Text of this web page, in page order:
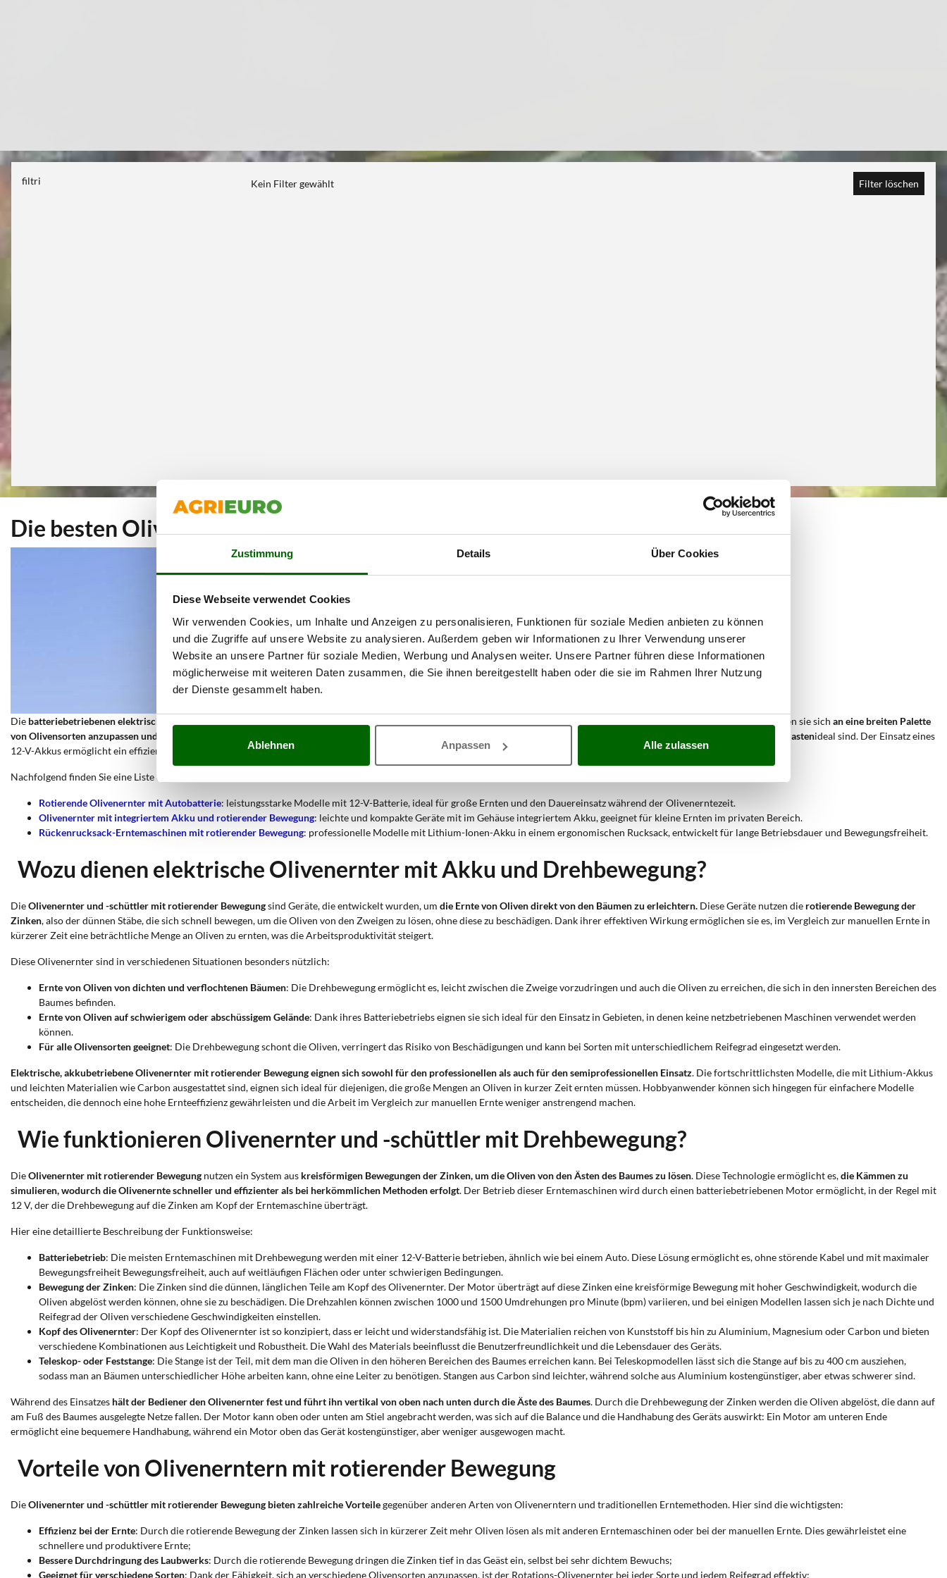
Zustimmung Details Über Cookies
Diese Webseite verwendet Cookies
Wir verwenden Cookies, um Inhalte und Anzeigen zu personalisieren, Funktionen für soziale Medien anbieten zu können
und die Zugriffe auf unsere Website zu analysieren. Außerdem geben wir Informationen zu Ihrer Verwendung unserer
Website an unsere Partner für soziale Medien, Werbung und Analysen weiter. Unsere Partner führen diese Informationen
möglicherweise mit weiteren Daten zusammen, die Sie ihnen bereitgestellt haben oder die sie im Rahmen Ihrer Nutzung
der Dienste gesammelt haben.
Ablehnen Anpassen Alle zulassen
filtri Kein Filter gewählt Filter löschen
Die besten Olivenernter und -schüttler mit Drehbewegung im Angebot
Die batteriebetriebenen elektrischen Olivenernter mit Drehbewegung können sie sich an eine breiten Palette
von Olivensorten anzupassen und garantieren einen optimalen Ernteertrag
, die sowohl für Profis in der Landwirtschaft als auch für Olivenanbau-Enthusiastenideal sind. Der Einsatz eines
12-V-Akkus ermöglicht ein effizientes Arbeiten auch in Gebieten, die weit von Stromquellen entfernt sind.
Nachfolgend finden Sie eine Liste der
Rotierende Olivenernter mit Autobatterie: leistungsstarke Modelle mit 12-V-Batterie, ideal für große Ernten und den Dauereinsatz während der Olivenerntezeit.
Olivenernter mit integriertem Akku und rotierender Bewegung: leichte und kompakte Geräte mit im Gehäuse integriertem Akku, geeignet für kleine Ernten im privaten Bereich.
Rückenrucksack-Erntemaschinen mit rotierender Bewegung: professionelle Modelle mit Lithium-Ionen-Akku in einem ergonomischen Rucksack, entwickelt für lange Betriebsdauer und Bewegungsfreiheit.
Wozu dienen elektrische Olivenernter mit Akku und Drehbewegung?
DieOlivenernter und -schüttler mit rotierender Bewegungsind Geräte, die entwickelt wurden, um die Ernte von Oliven direkt von den Bäumen zu erleichtern. Diese Geräte nutzen die rotierende Bewegung der
Zinken, also der dünnen Stäbe, die sich schnell bewegen, um die Oliven von den Zweigen zu lösen, ohne diese zu beschädigen. Dank ihrer effektiven Wirkung ermöglichen sie es, im Vergleich zur manuellen Ernte in
kürzerer Zeit eine beträchtliche Menge an Oliven zu ernten, was die Arbeitsproduktivität steigert.
Diese Olivenernter sind in verschiedenen Situationen besonders nützlich:
Ernte von Oliven von dichten und verflochtenen Bäumen: Die Drehbewegung ermöglicht es, leicht zwischen die Zweige vorzudringen und auch die Oliven zu erreichen, die sich in den innersten Bereichen des
Baumes befinden.
Ernte von Oliven auf schwierigem oder abschüssigem Gelände: Dank ihres Batteriebetriebs eignen sie sich ideal für den Einsatz in Gebieten, in denen keine netzbetriebenen Maschinen verwendet werden
können.
Für alle Olivensorten geeignet: Die Drehbewegung schont die Oliven, verringert das Risiko von Beschädigungen und kann bei Sorten mit unterschiedlichem Reifegrad eingesetzt werden.
Elektrische, akkubetriebene Olivenernter mit rotierender Bewegung eignen sich sowohl für den professionellen als auch für den semiprofessionellen Einsatz. Die fortschrittlichsten Modelle, die mit Lithium-Akkus
und leichten Materialien wie Carbon ausgestattet sind, eignen sich ideal für diejenigen, die große Mengen an Oliven in kurzer Zeit ernten müssen. Hobbyanwender können sich hingegen für einfachere Modelle
entscheiden, die dennoch eine hohe Ernteeffizienz gewährleisten und die Arbeit im Vergleich zur manuellen Ernte weniger anstrengend machen.
Wie funktionieren Olivenernter und -schüttler mit Drehbewegung?
DieOlivenernter mit rotierender Bewegung nutzen ein System aus kreisförmigen Bewegungen der Zinken, um die Oliven von den Ästen des Baumes zu lösen. Diese Technologie ermöglicht es,die Kämmen zu
simulieren, wodurch die Olivenernte schneller und effizienter als bei herkömmlichen Methoden erfolgt. Der Betrieb dieser Erntemaschinen wird durch einen batteriebetriebenen Motor ermöglicht, in der Regel mit
12 V, der die Drehbewegung auf die Zinken am Kopf der Erntemaschine überträgt.
Hier eine detaillierte Beschreibung der Funktionsweise:
Batteriebetrieb: Die meisten Erntemaschinen mit Drehbewegung werden mit einer 12-V-Batterie betrieben, ähnlich wie bei einem Auto. Diese Lösung ermöglicht es, ohne störende Kabel und mit maximaler
Bewegungsfreiheit Bewegungsfreiheit, auch auf weitläufigen Flächen oder unter schwierigen Bedingungen.
Bewegung der Zinken: Die Zinken sind die dünnen, länglichen Teile am Kopf des Olivenernter. Der Motor überträgt auf diese Zinken eine kreisförmige Bewegung mit hoher Geschwindigkeit, wodurch die
Oliven abgelöst werden können, ohne sie zu beschädigen. Die Drehzahlen können zwischen 1000 und 1500 Umdrehungen pro Minute (bpm) variieren, und bei einigen Modellen lassen sich je nach Dichte und
Reifegrad der Oliven verschiedene Geschwindigkeiten einstellen.
Kopf des Olivenernter: Der Kopf des Olivenernter ist so konzipiert, dass er leicht und widerstandsfähig ist. Die Materialien reichen von Kunststoff bis hin zu Aluminium, Magnesium oder Carbon und bieten
verschiedene Kombinationen aus Leichtigkeit und Robustheit. Die Wahl des Materials beeinflusst die Benutzerfreundlichkeit und die Lebensdauer des Geräts.
Teleskop- oder Feststange: Die Stange ist der Teil, mit dem man die Oliven in den höheren Bereichen des Baumes erreichen kann. Bei Teleskopmodellen lässt sich die Stange auf bis zu 400 cm ausziehen,
sodass man an Bäumen unterschiedlicher Höhe arbeiten kann, ohne eine Leiter zu benötigen. Stangen aus Carbon sind leichter, während solche aus Aluminium kostengünstiger, aber etwas schwerer sind.
Während des Einsatzes hält der Bediener den Olivenernter fest und führt ihn vertikal von oben nach unten durch die Äste des Baumes. Durch die Drehbewegung der Zinken werden die Oliven abgelöst, die dann auf
am Fuß des Baumes ausgelegte Netze fallen. Der Motor kann oben oder unten am Stiel angebracht werden, was sich auf die Balance und die Handhabung des Geräts auswirkt: Ein Motor am unteren Ende
ermöglicht eine bequemere Handhabung, während ein Motor oben das Gerät kostengünstiger, aber weniger ausgewogen macht.
Vorteile von Olivenerntern mit rotierender Bewegung
DieOlivenernter und -schüttler mit rotierender Bewegung bieten zahlreiche Vorteilegegenüber anderen Arten von Olivenerntern und traditionellen Erntemethoden. Hier sind die wichtigsten:
Effizienz bei der Ernte: Durch die rotierende Bewegung der Zinken lassen sich in kürzerer Zeit mehr Oliven lösen als mit anderen Erntemaschinen oder bei der manuellen Ernte. Dies gewährleistet eine
schnellere und produktivere Ernte;
Bessere Durchdringung des Laubwerks: Durch die rotierende Bewegung dringen die Zinken tief in das Geäst ein, selbst bei sehr dichtem Bewuchs;
Geeignet für verschiedene Sorten: Dank der Fähigkeit, sich an verschiedene Olivensorten anzupassen, ist der Rotations-Olivenernter bei jeder Sorte und jedem Reifegrad effektiv;